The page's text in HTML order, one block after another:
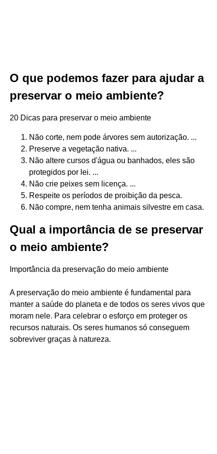
O que podemos fazer para ajudar a
preservar o meio ambiente?
20 Dicas para preservar o meio ambiente
Não corte, nem pode árvores sem autorização. ...
Preserve a vegetação nativa. ...
Não altere cursos d'água ou banhados, eles são
protegidos por lei. ...
Não crie peixes sem licença. ...
Respeite os períodos de proibição da pesca.
Não compre, nem tenha animais silvestre em casa.
Qual a importância de se preservar
o meio ambiente?
Importância da preservação do meio ambiente
A preservação do meio ambiente é fundamental para
manter a saúde do planeta e de todos os seres vivos que
moram nele. Para celebrar o esforço em proteger os
recursos naturais. Os seres humanos só conseguem
sobreviver graças à natureza.